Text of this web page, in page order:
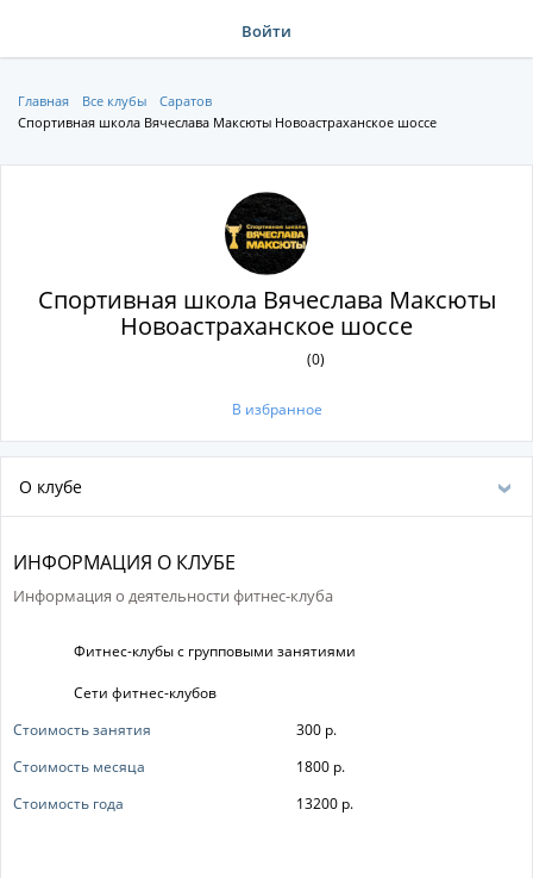
Войти
Главная Все клубы
Саратов
Спортивная школа Вячеслава Максюты Новоастраханское шоссе
Спортивная школа Вячеслава Максюты
Новоастраханское шоссе
(0)
В избранное
О клубе
ИНФОРМАЦИЯ О КЛУБЕ
Информация о деятельности фитнес-клуба
Фитнес-клубы с групповыми занятиями
Сети фитнес-клубов
Стоимость занятия
300 р.
Стоимость месяца
1800 р.
Стоимость года
13200 р.